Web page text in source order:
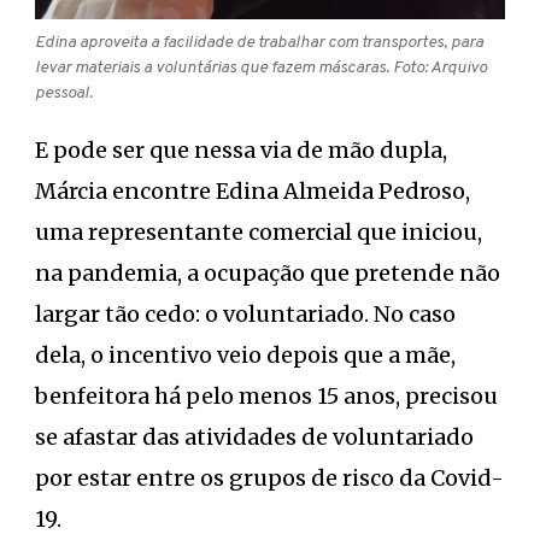
Edina aproveita a facilidade de trabalhar com transportes, para
levar materiais a voluntárias que fazem máscaras. Foto: Arquivo
pessoal.
E pode ser que nessa via de mão dupla,
Márcia encontre Edina Almeida Pedroso,
uma representante comercial que iniciou,
na pandemia, a ocupação que pretende não
largar tão cedo: o voluntariado. No caso
dela, o incentivo veio depois que a mãe,
benfeitora há pelo menos 15 anos, precisou
se afastar das atividades de voluntariado
por estar entre os grupos de risco da Covid-
19.